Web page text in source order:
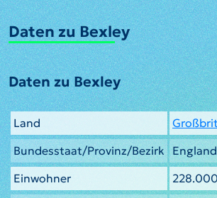
Daten zu Bexley
Daten zu Bexley
Land
Bundesstaat/Provinz/Bezirk
England
Einwohner
228.000